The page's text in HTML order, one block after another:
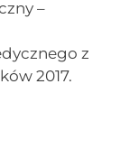
–
z
2017.